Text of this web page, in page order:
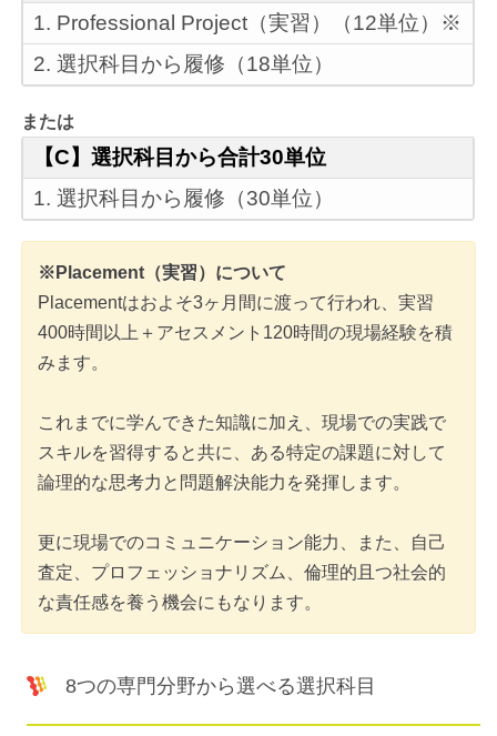
1. Professional Project（実習）（12単位）※
2. 選択科目から履修（18単位）
または
【C】選択科目から合計30単位
1. 選択科目から履修（30単位）
※Placement（実習）について
Placementはおよそ3ヶ月間に渡って行われ、実習
400時間以上＋アセスメント120時間の現場経験を積
みます。
これまでに学んできた知識に加え、現場での実践で
スキルを習得すると共に、ある特定の課題に対して
論理的な思考力と問題解決能力を発揮します。
更に現場でのコミュニケーション能力、また、自己
査定、プロフェッショナリズム、倫理的且つ社会的
な責任感を養う機会にもなります。
8つの専門分野から選べる選択科目